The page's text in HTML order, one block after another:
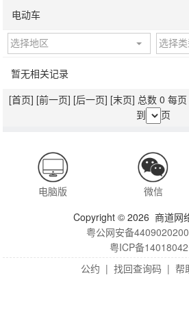
电动车
选择地区 选择
暂无相关记录
[首页] [前一页] [后一页] [末页] 总数 0 每
到
页
电脑版 微信
Copyright © 2026 商道网
粤公网安备
粤ICP备
公约 | 找回查询码 | 帮